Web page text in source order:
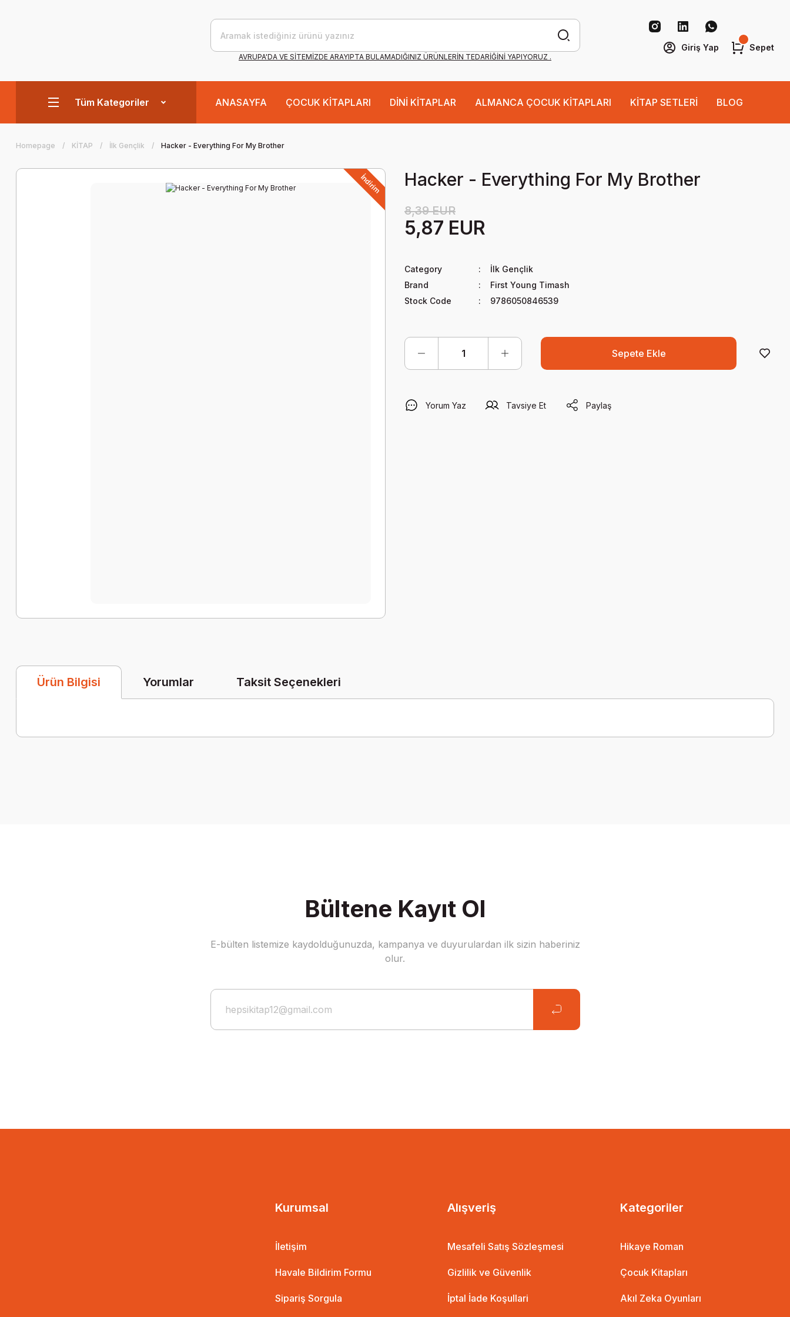
AVRUPA'DA VE SİTEMİZDE ARAYIPTA BULAMADIĞINIZ ÜRÜNLERİN TEDARİĞİNİ YAPIYORUZ .
Giriş Yap Sepet
Tüm Kategoriler ANASAYFA ÇOCUK KİTAPLARI DİNİ KİTAPLAR ALMANCA ÇOCUK KİTAPLARI KİTAP SETLERİ BLOG
Homepage KİTAP İlk Gençlik Hacker - Everything For My Brother
İndirim Hacker - Everything For My Brother
8,39 EUR
5,87 EUR
Category
İlk Gençlik
Brand
First Young Timash
Stock Code
9786050846539
Sepete Ekle
Yorum Yaz Tavsiye Et Paylaş
Ürün Bilgisi Yorumlar Taksit Seçenekleri
Bültene Kayıt Ol
E-bülten listemize kaydolduğunuzda, kampanya ve duyurulardan ilk sizin haberiniz
olur.
Kurumsal
İletişim
Havale Bildirim Formu
Sipariş Sorgula
Alışveriş
Mesafeli Satış Sözleşmesi
Gizlilik ve Güvenlik
İptal İade Koşullari
Kategoriler
Hikaye Roman
Çocuk Kitapları
Akıl Zeka Oyunları